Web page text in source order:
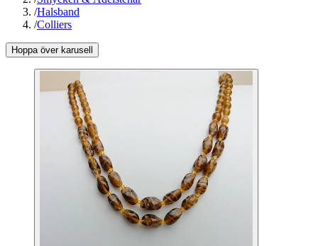
/Halsband
/Colliers
Hoppa över karusell